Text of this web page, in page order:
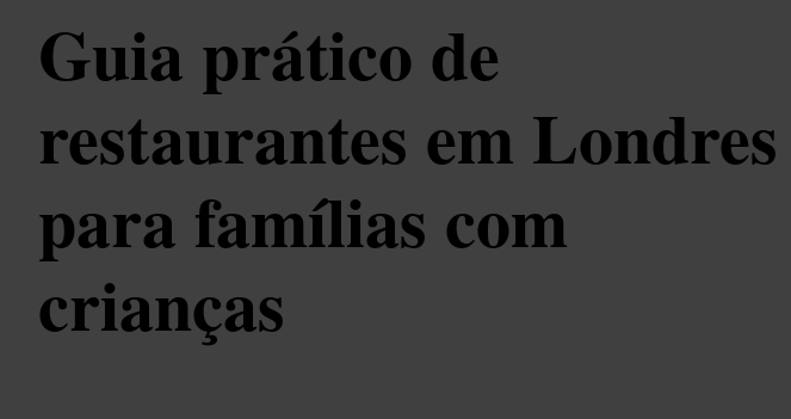
Guia prático de
restaurantes em Londres
para famílias com
crianças